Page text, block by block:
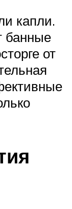
капли.
банные
от